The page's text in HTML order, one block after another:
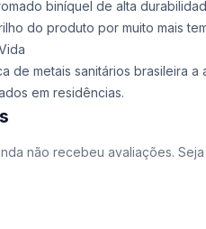
biníquel de alta
do produto por muito mais
de metais sanitários brasileira a
em residências.
não recebeu avaliações.